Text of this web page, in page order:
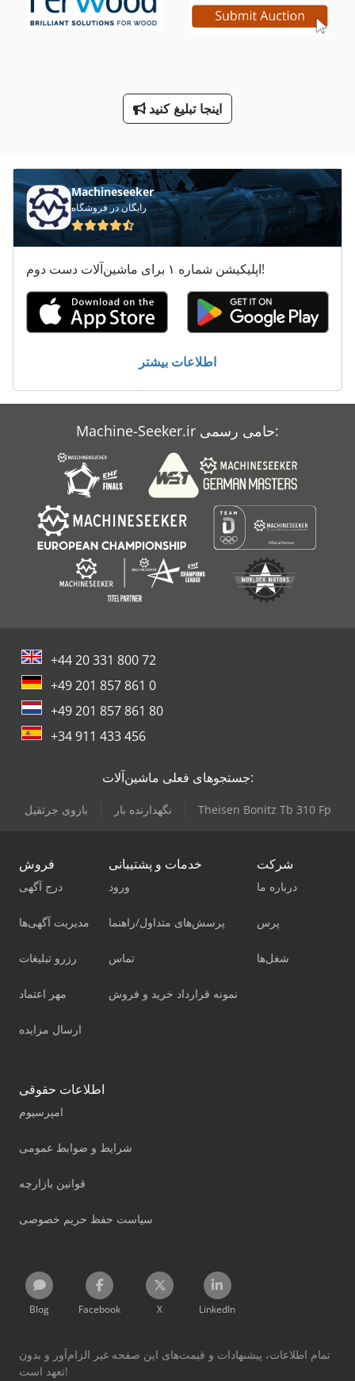
نوار خسته کننده
اینجا تبلیغ کنید
Machineseeker
رایگان در فروشگاه
اپلیکیشن شماره ۱ برای ماشین‌آلات دست دوم!
اطلاعات بیشتر
Machine-Seeker.ir حامی رسمی:
+44 20 331 800 72
+49 201 857 861 0
+49 201 857 861 80
+34 911 433 456
جستجوهای فعلی ماشین‌آلات:
بازوی جرثقیل نگهدارنده بار Theisen Bonitz Tb 310 Fp
فروش
درج آگهی
مدیریت آگهی‌ها
رزرو تبلیغات
مهر اعتماد
ارسال مزایده
خدمات و پشتیبانی
ورود
پرسش‌های متداول/راهنما
تماس
نمونه قرارداد خرید و فروش
شرکت
درباره ما
پرس
شغل‌ها
اطلاعات حقوقی
امپرسیوم
شرایط و ضوابط عمومی
قوانین بازارچه
سیاست حفظ حریم خصوصی
Blog Facebook X LinkedIn
تمام اطلاعات، پیشنهادات و قیمت‌های این صفحه غیر الزام‌آور و بدون
تعهد است!